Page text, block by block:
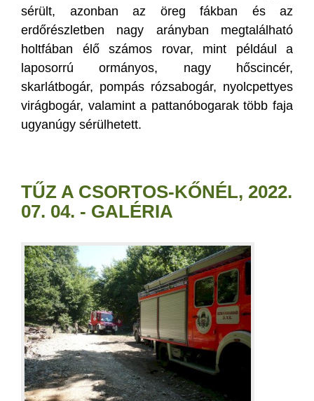
sérült, azonban az öreg fákban és az
erdőrészletben nagy arányban megtalálható
holtfában élő számos rovar, mint például a
laposorrú ormányos, nagy hőscincér,
skarlátbogár, pompás rózsabogár, nyolcpettyes
virágbogár, valamint a pattanóbogarak több faja
ugyanúgy sérülhetett.
TŰZ A CSORTOS-KŐNÉL, 2022.
07. 04. - GALÉRIA